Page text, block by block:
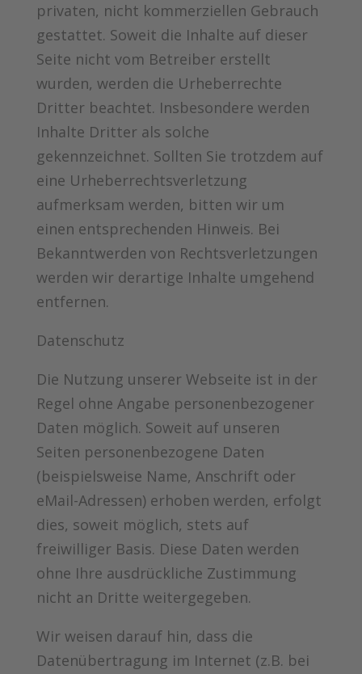
privaten, nicht kommerziellen Gebrauch
gestattet. Soweit die Inhalte auf dieser
Seite nicht vom Betreiber erstellt
wurden, werden die Urheberrechte
Dritter beachtet. Insbesondere werden
Inhalte Dritter als solche
gekennzeichnet. Sollten Sie trotzdem auf
eine Urheberrechtsverletzung
aufmerksam werden, bitten wir um
einen entsprechenden Hinweis. Bei
Bekanntwerden von Rechtsverletzungen
werden wir derartige Inhalte umgehend
entfernen.
Datenschutz
Die Nutzung unserer Webseite ist in der
Regel ohne Angabe personenbezogener
Daten möglich. Soweit auf unseren
Seiten personenbezogene Daten
(beispielsweise Name, Anschrift oder
eMail-Adressen) erhoben werden, erfolgt
dies, soweit möglich, stets auf
freiwilliger Basis. Diese Daten werden
ohne Ihre ausdrückliche Zustimmung
nicht an Dritte weitergegeben.
Wir weisen darauf hin, dass die
Datenübertragung im Internet (z.B. bei